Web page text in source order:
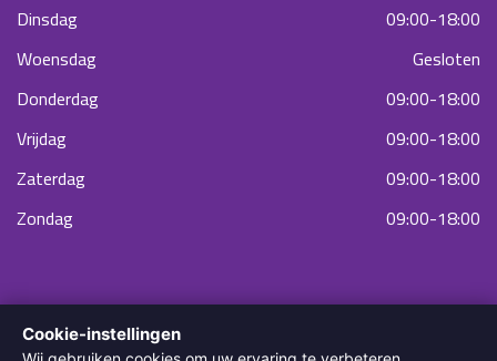
Dinsdag
09:00-18:00
Woensdag
Gesloten
Donderdag
09:00-18:00
Vrijdag
09:00-18:00
Zaterdag
09:00-18:00
Zondag
09:00-18:00
Cookie-instellingen